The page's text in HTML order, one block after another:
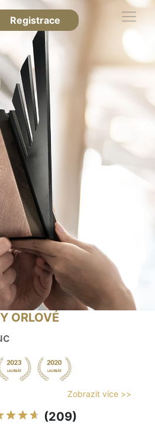
Registrace
ORLOVÉ
Zobrazit více >>
(209)